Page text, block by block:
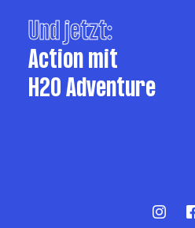
Und jetzt:
Action mit
H2O Adventure